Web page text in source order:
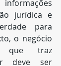
jurídica e
para
o negócio
que traz
deve ser